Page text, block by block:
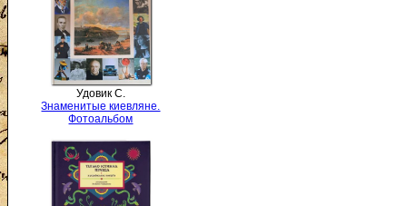
Удовик С.
Знаменитые киевляне.
Фотоальбом